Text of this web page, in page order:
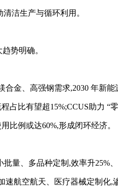
洁生产与循环利用。
势明确。
金、高强钢需求,2030 年新能
占比有望超15%;CCUS助力 “零
比例或达60%,形成闭环经济。
量、多品种定制,效率升25%、
航空航天、医疗器械定制化,